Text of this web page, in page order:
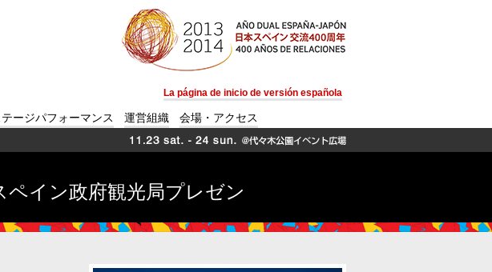
La página de inicio de versión española
テージパフォーマンス 運営組織 会場・アクセス
イン政府観光局プレゼン